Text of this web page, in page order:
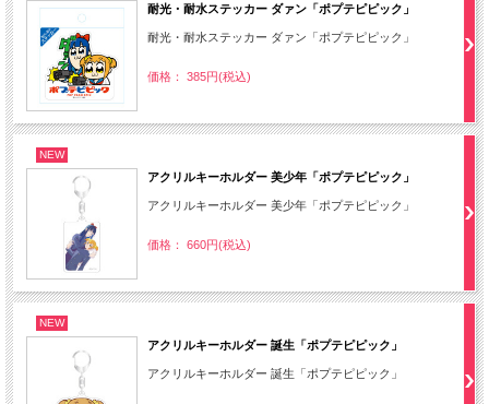
耐光・耐水ステッカー ダァン「ポプテピピック」
耐光・耐水ステッカー ダァン「ポプテピピック」
価格： 385円(税込)
NEW
アクリルキーホルダー 美少年「ポプテピピック」
アクリルキーホルダー 美少年「ポプテピピック」
価格： 660円(税込)
NEW
アクリルキーホルダー 誕生「ポプテピピック」
アクリルキーホルダー 誕生「ポプテピピック」